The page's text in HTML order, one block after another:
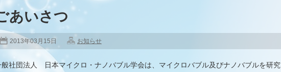
あいさつ
2013年03月15日 お知らせ
般社団法人 日本マイクロ・ナノバブル学会は、マイクロバブル及びナノバブルを研究